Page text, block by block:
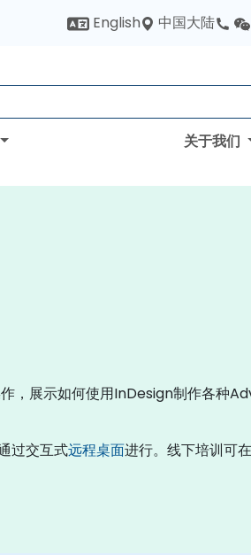
English 中国大陆
关于我们
，展示如何使用InDesign制作各种
过交互式远程桌面进行。线下培训可